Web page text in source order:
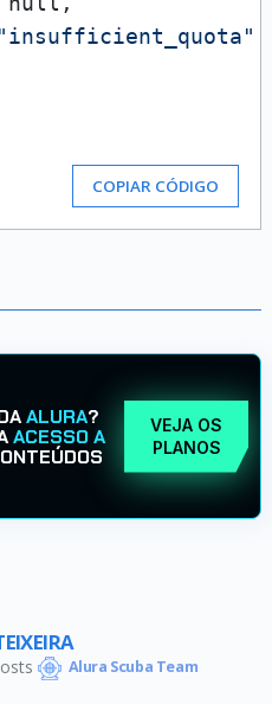
"insufficient_quota"
COPIAR CÓDIGO
ALURA?
ACESSO A
VEJA OS
PLANOS
Alura Scuba Team